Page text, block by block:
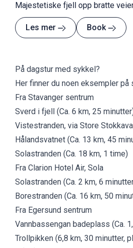
Majestetiske fjell opp bratte
flate strekninger langs strendene
favorittene.
Les mer Book
På dagstur med sykkel?
Her finner du noen eksempler på
Fra Stavanger sentrum
Sverd i fjell (Ca. 6 km, 25
Vistestranden, via Store
Hålandsvatnet (Ca. 13 km, 45
Solastranden (Ca. 18 km, 1 time)
Fra Clarion Hotel Air, Sola
Solastranden (Ca. 2 km, 6
Borestranden (Ca. 16 km, 50
Fra Egersund sentrum
Vannbassengan badeplass (Ca.
Trollpikken (6,8 km, 30 minutter,